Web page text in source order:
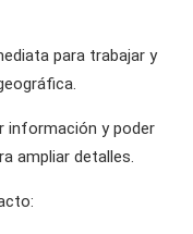
para trabajar y
información y poder
ampliar detalles.